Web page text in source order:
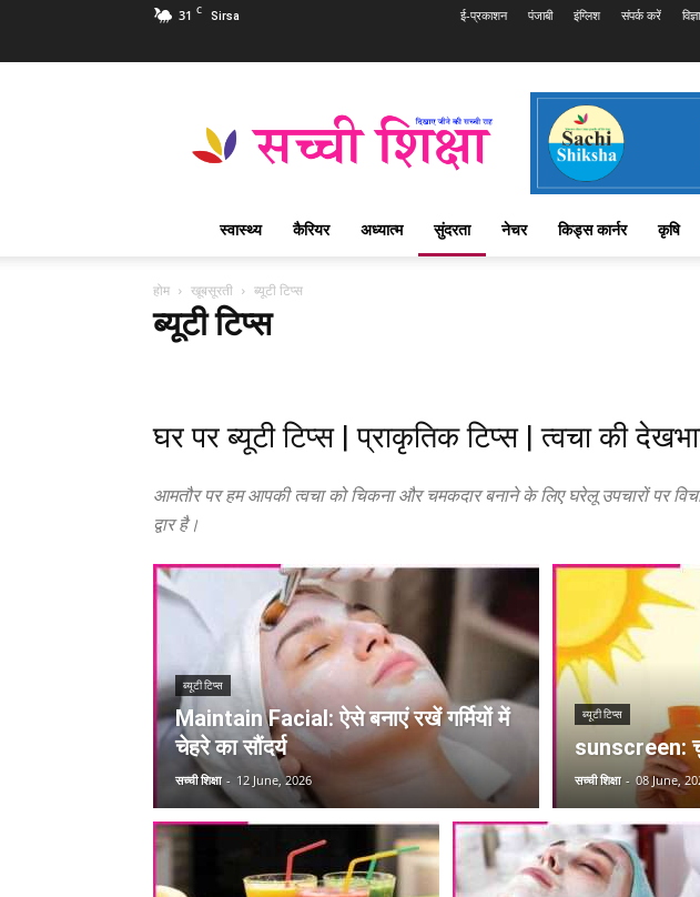
31 C Sirsa ई-प्रकाशन पंजाबी इंग्लिश संपर्क करें
Shiksha
शिक्षा
स्वास्थ्य कैरियर अध्यात्म सुंदरता नेचर किड्स कार्नर कृषि
होम खूबसूरती ब्यूटी टिप्स
ब्यूटी टिप्स
घर पर ब्यूटी टिप्स | प्राकृतिक टिप्स | त्वचा की
आमतौर पर हम आपकी त्वचा को चिकना और चमकदार बनाने के लिए घरेलू उपचारों पर
द्वार है।
ब्यूटी टिप्स
Maintain Facial: ऐसे बनाएं रखें गर्मियों में
चेहरे का सौंदर्य
सच्ची शिक्षा - 12 June, 2026
ब्यूटी टिप्स
sunscreen:
सच्ची शिक्षा - 08 June,